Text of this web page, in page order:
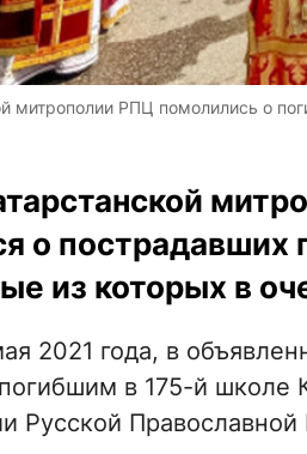
митрополии РПЦ помолились о
о пострадавших
из которых в
2021 года, в
в 175-й школе
Русской